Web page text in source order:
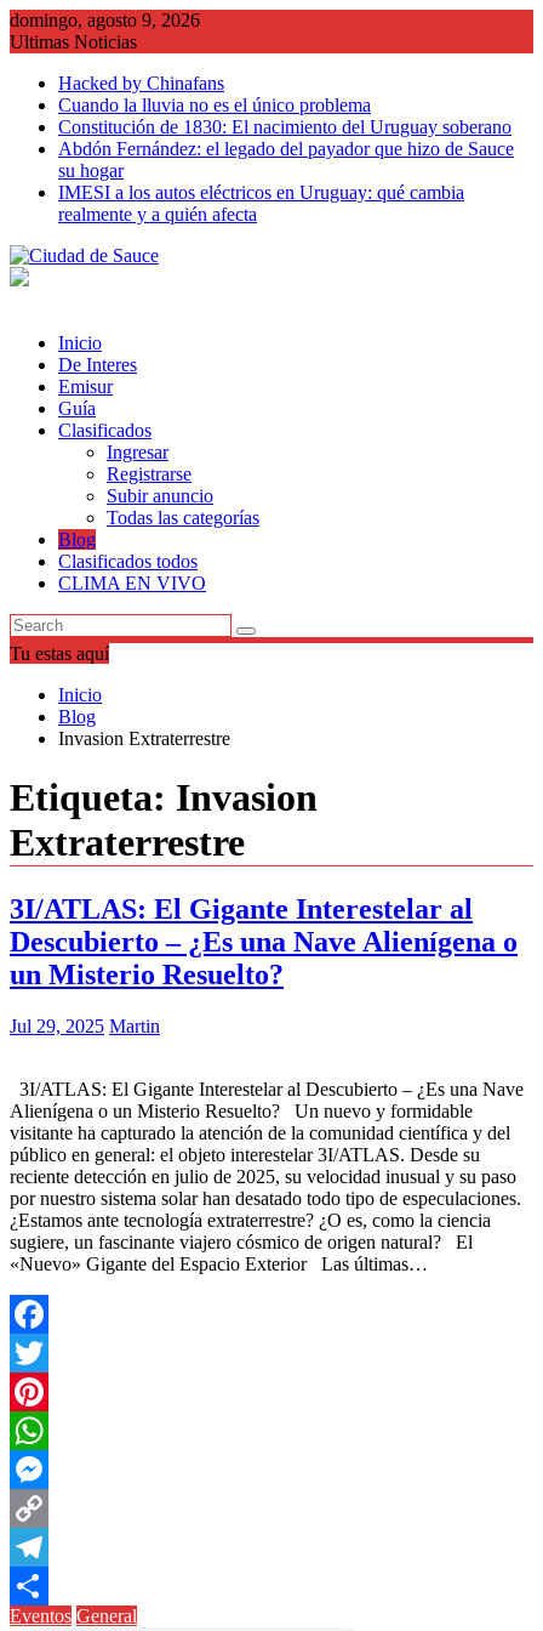
Saltar
al
domingo, agosto 9, 2026
Ultimas Noticias
Hacked by Chinafans
Cuando la lluvia no es el único problema
Constitución de 1830: El nacimiento del Uruguay soberano
Abdón Fernández: el legado del payador que hizo de Sauce
su hogar
IMESI a los autos eléctricos en Uruguay: qué cambia
realmente y a quién afecta
Inicio
De Interes
Emisur
Guía
Clasificados
Ingresar
Registrarse
Subir anuncio
Todas las categorías
Blog
Clasificados todos
CLIMA EN VIVO
Tu estas aquí
Inicio
Blog
Invasion Extraterrestre
Etiqueta: Invasion
Extraterrestre
3I/ATLAS: El Gigante Interestelar al
Descubierto – ¿Es una Nave Alienígena o
un Misterio Resuelto?
Jul 29, 2025 Martin
3I/ATLAS: El Gigante Interestelar al Descubierto – ¿Es una Nave
Alienígena o un Misterio Resuelto? Un nuevo y formidable
visitante ha capturado la atención de la comunidad científica y del
público en general: el objeto interestelar 3I/ATLAS. Desde su
reciente detección en julio de 2025, su velocidad inusual y su paso
por nuestro sistema solar han desatado todo tipo de especulaciones.
¿Estamos ante tecnología extraterrestre? ¿O es, como la ciencia
sugiere, un fascinante viajero cósmico de origen natural? El
«Nuevo» Gigante del Espacio Exterior Las últimas…
Facebook
Twitter
Pinterest
WhatsApp
Messenger
Copy
Link
Telegram
Compartir
Eventos General